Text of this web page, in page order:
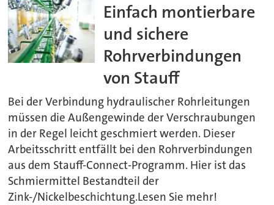
Einfach montierbare
und sichere
Rohrverbindungen
von Stauff
Bei der Verbindung hydraulischer Rohrleitungen
müssen die Außengewinde der Verschraubungen
in der Regel leicht geschmiert werden. Dieser
Arbeitsschritt entfällt bei den Rohrverbindungen
aus dem Stauff-Connect-Programm. Hier ist das
Schmiermittel Bestandteil der
Zink-/Nickelbeschichtung.Lesen Sie mehr!